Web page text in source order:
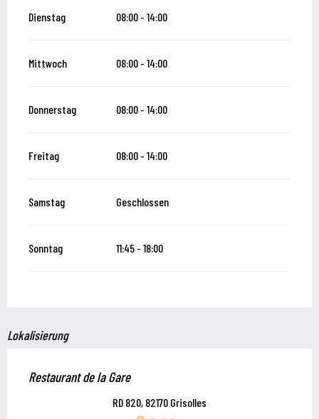
Dienstag 08:00 - 14:00
Mittwoch 08:00 - 14:00
Donnerstag 08:00 - 14:00
Freitag 08:00 - 14:00
Samstag Geschlossen
Sonntag 11:45 - 18:00
Lokalisierung
Restaurant de la Gare
RD 820, 82170 Grisolles